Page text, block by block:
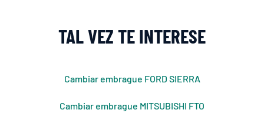
TAL VEZ TE INTERESE
Cambiar embrague FORD SIERRA
Cambiar embrague MITSUBISHI FTO